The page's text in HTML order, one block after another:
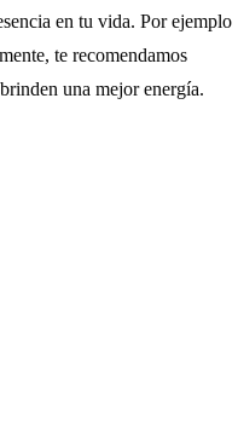
en tu vida. Por ejemplo
te recomendamos
una mejor energía.